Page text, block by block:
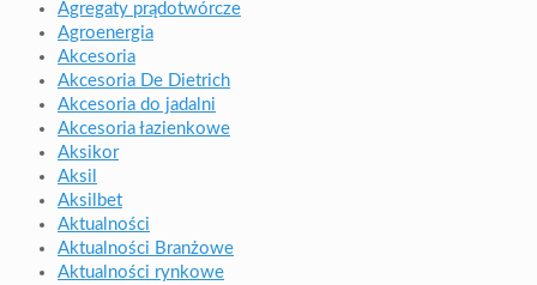
Agregaty prądotwórcze
Agroenergia
Akcesoria
Akcesoria De Dietrich
Akcesoria do jadalni
Akcesoria łazienkowe
Aksikor
Aksil
Aksilbet
Aktualności
Aktualności Branżowe
Aktualności rynkowe